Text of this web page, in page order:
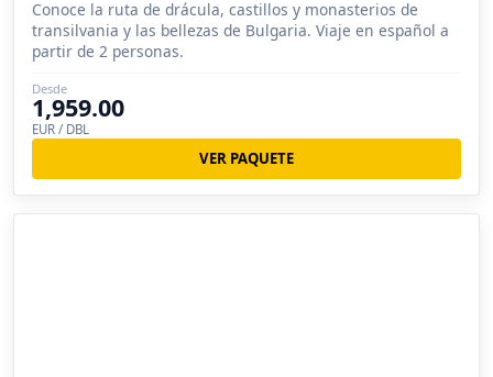
Conoce la ruta de drácula, castillos y monasterios de
transilvania y las bellezas de Bulgaria. Viaje en español a
partir de 2 personas.
Desde
1,959.00
EUR / DBL
VER PAQUETE